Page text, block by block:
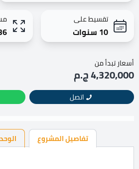
تقسيط على
10 سنوات 36
أسعار تبدأ من
4,320,000 ج.م
اتصل
تفاصيل المشروع